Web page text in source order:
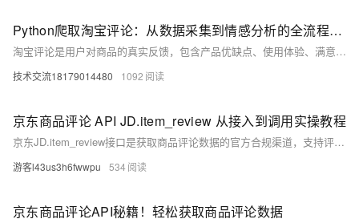
Python爬取淘宝评论：从数据采集到情感分析的全流程指南
淘宝评论是用户对商品的真实反馈，包含产品优缺点、使用体验、满意度等关键信息。通过Python爬取并分析评论，可帮助商家优化产品、制定营销策略，或为消费者提供决策参考。本文将介绍如何用Python高效获取淘宝评论，并进行基础的情感分析。
技术交流18179014480 1092
京东商品评论 API JD.item_review 从接入到调用实操教程
京东JD.item_review接口是获取商品评论数据的官方合规渠道，支持评价、晒图、评分、追评等全维度采集。本文提供保姆级指南：涵盖权限申请、参数配置、调用流程及避坑技巧，新手5步即可上手，助力竞品分析、舆情监控与用户需求挖掘。（239字）
游客l43us3h6fwwpu 534
京东商品评论API秘籍！轻松获取商品评论数据